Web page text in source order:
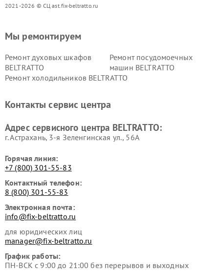
2021-2026 © СЦ ast.fix-beltratto.ru
Мы ремонтируем
Ремонт духовых шкафов
BELTRATTO
Ремонт посудомоечных
машин BELTRATTO
Ремонт холодильников BELTRATTO
Контакты сервис центра
Адрес сервисного центра BELTRATTO:
г. Астрахань, 3-я Зеленгинская ул., 56А
Горячая линия:
+7 (800) 301-55-83
Контактный телефон:
8 (800) 301-55-83
Электронная почта:
info@fix-beltratto.ru
для юридических лиц
manager@fix-beltratto.ru
График работы:
ПН-ВСК с 9:00 до 21:00 без перерывов и выходных